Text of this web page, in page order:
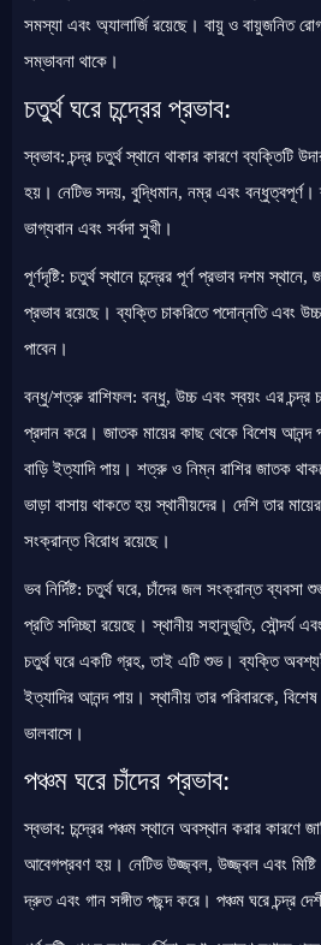
সমস্যা এবং অ্যালার্জি রয়েছে। বায়ু ও বায়ুজনিত
সম্ভাবনা থাকে।
চতুর্থ ঘরে চন্দ্রের প্রভাব:
স্বভাব: চন্দ্র চতুর্থ স্থানে থাকার কারণে ব্যক্তিটি
হয়। নেটিভ সদয়, বুদ্ধিমান, নম্র এবং বন্ধুত্বপূর্ণ।
ভাগ্যবান এবং সর্বদা সুখী।
পূর্ণদৃষ্টি: চতুর্থ স্থানে চন্দ্রের পূর্ণ প্রভাব দশম
প্রভাব রয়েছে। ব্যক্তি চাকরিতে পদোন্নতি এবং
পাবেন।
বন্ধু/শত্রু রাশিফল: বন্ধু, উচ্চ এবং স্বয়ং এর চন্দ্র
প্রদান করে। জাতক মায়ের কাছ থেকে বিশেষ আনন্দ
বাড়ি ইত্যাদি পায়। শত্রু ও নিম্ন রাশির জাতক
ভাড়া বাসায় থাকতে হয় স্থানীয়দের। দেশি তার
সংক্রান্ত বিরোধ রয়েছে।
ভব নির্দিষ্ট: চতুর্থ ঘরে, চাঁদের জল সংক্রান্ত ব্যবসা
প্রতি সদিচ্ছা রয়েছে। স্থানীয় সহানুভূতি, সৌন্দর্য
চতুর্থ ঘরে একটি গ্রহ, তাই এটি শুভ। ব্যক্তি
ইত্যাদির আনন্দ পায়। স্থানীয় তার পরিবারকে,
ভালবাসে।
পঞ্চম ঘরে চাঁদের প্রভাব:
স্বভাব: চন্দ্রের পঞ্চম স্থানে অবস্থান করার কারণে
আবেগপ্রবণ হয়। নেটিভ উজ্জ্বল, উজ্জ্বল এবং
দ্রুত এবং গান সঙ্গীত পছন্দ করে। পঞ্চম ঘরে চন্দ্র